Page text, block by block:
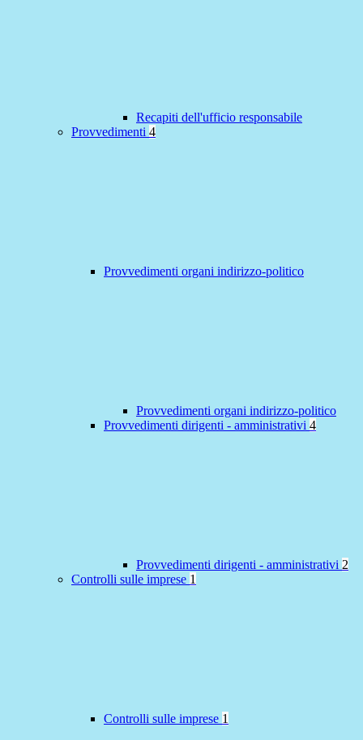
Recapiti dell'ufficio responsabile
Provvedimenti 4
Provvedimenti organi indirizzo-politico
Provvedimenti organi indirizzo-politico
Provvedimenti dirigenti - amministrativi 4
Provvedimenti dirigenti - amministrativi 2
Controlli sulle imprese 1
Controlli sulle imprese 1